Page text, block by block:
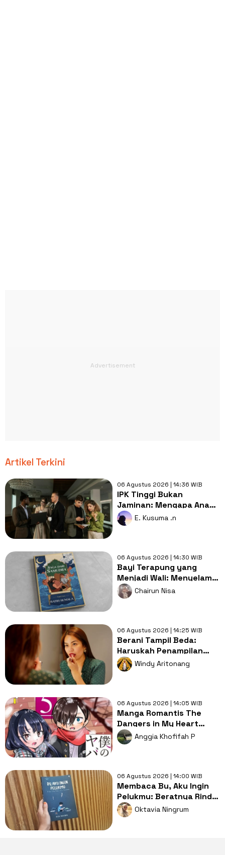
Artikel Terkini
06 Agustus 2026 | 14:36 WIB
IPK Tinggi Bukan
Jaminan: Mengapa Anak
Pintar Sering Tertinggal
dari yang Biasa Saja?
E. Kusuma .n
06 Agustus 2026 | 14:30 WIB
Bayi Terapung yang
Menjadi Wali: Menyelami
Kisah Sunan Giri Lewat
Saga dari Samudra
Chairun Nisa
06 Agustus 2026 | 14:25 WIB
Berani Tampil Beda:
Haruskah Penampilan
Menentukan
Kepercayaan Diri?
Windy Aritonang
06 Agustus 2026 | 14:05 WIB
Manga Romantis The
Dangers in My Heart
Resmi Tamat dalam Tiga
Chapter Lagi
Anggia Khofifah P
06 Agustus 2026 | 14:00 WIB
Membaca Bu, Aku Ingin
Pelukmu: Beratnya Rindu
Ketika Ibu Tak Lagi Ada
Oktavia Ningrum